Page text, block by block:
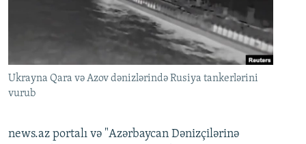
Ukrayna Qara və Azov dənizlərində Rusiya tankerlərini
vurub
news.az portalı və "Azərbaycan Dənizçilərinə